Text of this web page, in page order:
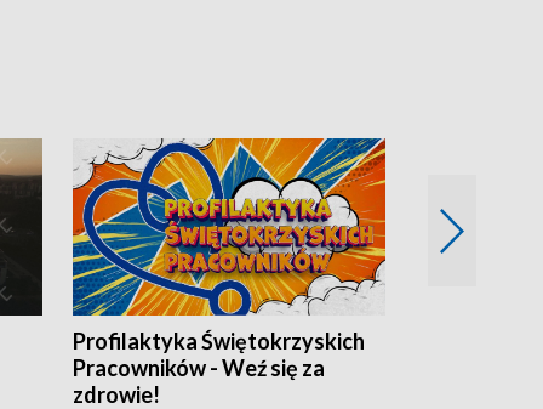
Profilaktyka Świętokrzyskich
Pracowników - Weź się za
zdrowie!